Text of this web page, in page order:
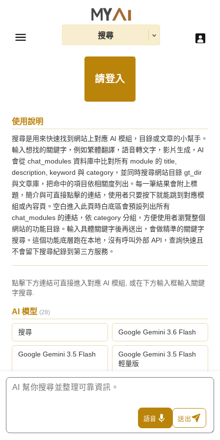
搜尋
請登入
使用說明
搜尋是用來快速找到網站上對應 AI 模組，目錄或文章的小幫手。
輸入想找的關鍵字，例如繁體翻譯，語音轉文字，影片生成，AI
會從 chat_modules 資料庫中比對所有 module 的 title,
description, keyword 與 category，並同時搜尋網站目錄 gt_dir
與文章庫，把命中的項目依相關度列出。每一筆結果會附上標
題，簡介與可直接點擊的連結，使用者只要按下就能跳到對應模
組或內容頁。空白進入此頁時白底區會預設列出所有
chat_modules 的連結，依 category 分組，方便使用者瀏覽整個
網站的功能目錄。輸入具體關鍵字後再送出，會做精準的關鍵字
搜尋。這個功能底層跑在本地，沒有呼叫外部 API，查詢快速且
不會留下搜尋紀錄到第三方服務。
點擊下方連結可直接進入對應 AI 模組, 或在下方輸入框輸入關鍵
字搜尋.
AI 模型 (28)
搜尋 Google Gemini 3.6 Flash
Google Gemini 3.5 Flash
Google Gemini 3.5 Flash
輕量版
Google Gemini 3.1 專業版
Anthropic Claude Opus 5
旗艦版
語音 送出